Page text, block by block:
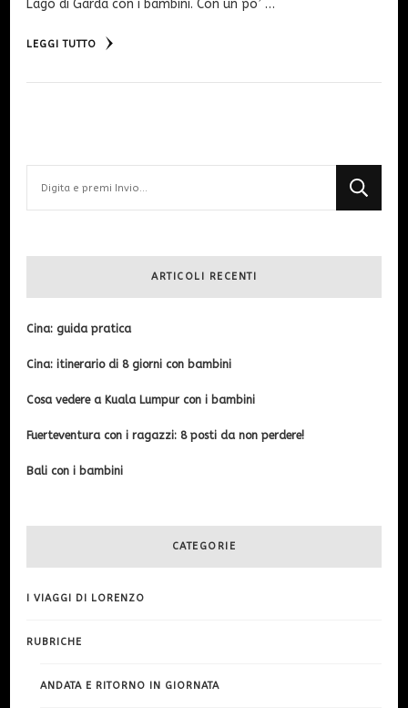
Lago di Garda con i bambini. Con un po’ …
LEGGI TUTTO
qualcosa?
ARTICOLI RECENTI
Cina: guida pratica
Cina: itinerario di 8 giorni con bambini
Cosa vedere a Kuala Lumpur con i bambini
Fuerteventura con i ragazzi: 8 posti da non perdere!
Bali con i bambini
CATEGORIE
I VIAGGI DI LORENZO
RUBRICHE
ANDATA E RITORNO IN GIORNATA